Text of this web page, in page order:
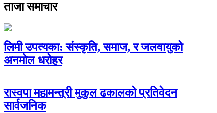
ताजा समाचार
लिमी उपत्यका: संस्कृति, समाज, र जलवायुको
अनमोल धरोहर
रास्वपा महामन्त्री मुकुल ढकालको प्रतिवेदन
सार्वजनिक